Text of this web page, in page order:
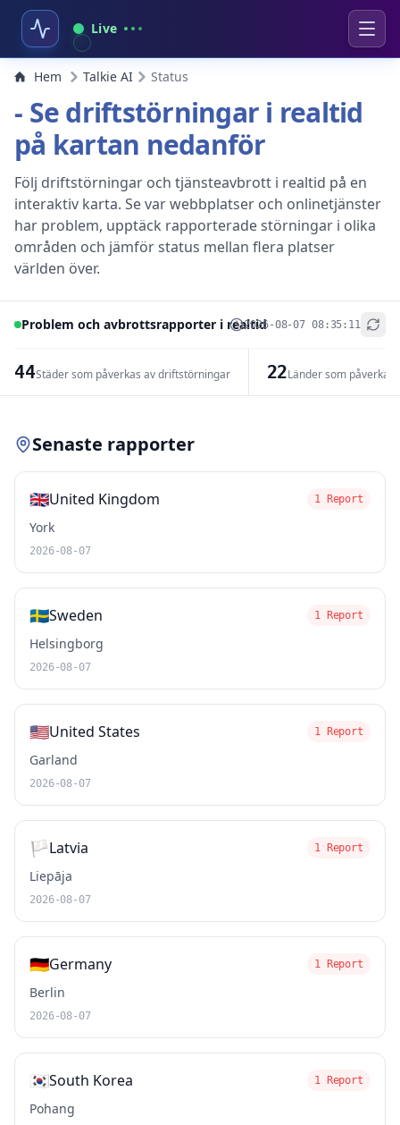
Live
Hem Talkie AI Status
- Se driftstörningar i realtid
på kartan nedanför
Följ driftstörningar och tjänsteavbrott i realtid på en
interaktiv karta. Se var webbplatser och onlinetjänster
har problem, upptäck rapporterade störningar i olika
områden och jämför status mellan flera platser
världen över.
Problem och avbrottsrapporter i realtid2026-08-07 08:35:11
44Städer som påverkas av driftstörningar 22Länder som
+
Senaste rapporter
🇬🇧United Kingdom 1 Report
York
2026-08-07
🇸🇪Sweden 1 Report
Helsingborg
2026-08-07
🇺🇸United States 1 Report
Garland
2026-08-07
🏳️Latvia 1 Report
Liepāja
2026-08-07
🇩🇪Germany 1 Report
Berlin
2026-08-07
🇰🇷South Korea 1 Report
Pohang